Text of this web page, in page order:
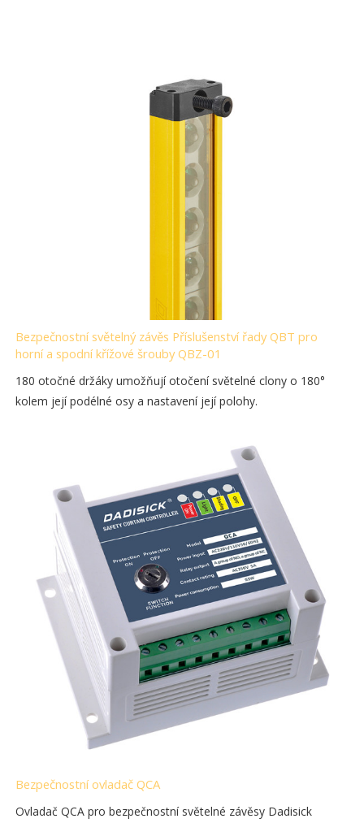
Bezpečnostní světelný závěs Příslušenství řady QBT pro
horní a spodní křížové šrouby QBZ-01
180 otočné držáky umožňují otočení světelné clony o 180°
kolem její podélné osy a nastavení její polohy.
Bezpečnostní ovladač QCA
Ovladač QCA pro bezpečnostní světelné závěsy Dadisick